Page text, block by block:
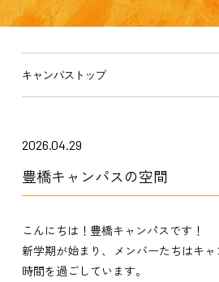
キャンパストップ
2026.04.29
豊橋キャンパスの空間
こんにちは！豊橋キャンパスです！
新学期が始まり、メンバーたちはキ
時間を過ごしています。